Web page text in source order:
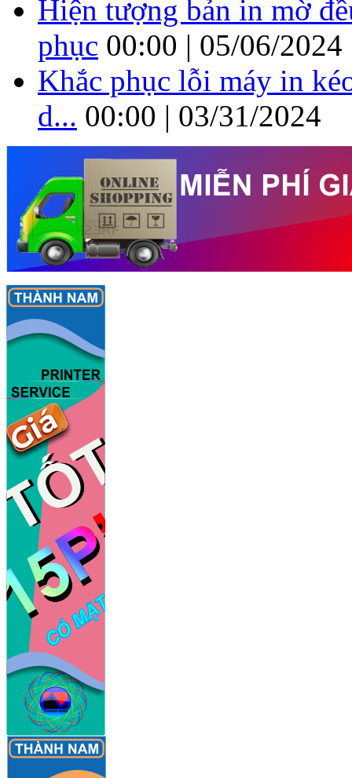
Hiện tượng bản in mờ
phục 00:00 | 05/06/2024
Khắc phục lỗi máy in
d... 00:00 | 03/31/2024